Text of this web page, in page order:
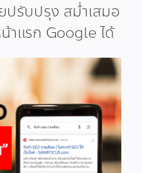
ปรับปรุง สม่ำเสมอ
าแรก Google ได้